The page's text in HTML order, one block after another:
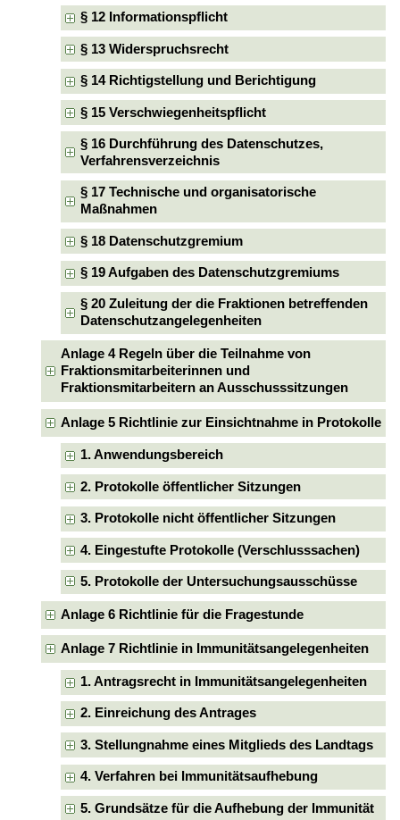
§ 12 Informationspflicht
§ 13 Widerspruchsrecht
§ 14 Richtigstellung und Berichtigung
§ 15 Verschwiegenheitspflicht
§ 16 Durchführung des Datenschutzes,
Verfahrensverzeichnis
§ 17 Technische und organisatorische
Maßnahmen
§ 18 Datenschutzgremium
§ 19 Aufgaben des Datenschutzgremiums
§ 20 Zuleitung der die Fraktionen betreffenden
Datenschutzangelegenheiten
Anlage 4 Regeln über die Teilnahme von
Fraktionsmitarbeiterinnen und
Fraktionsmitarbeitern an Ausschusssitzungen
Anlage 5 Richtlinie zur Einsichtnahme in Protokolle
1. Anwendungsbereich
2. Protokolle öffentlicher Sitzungen
3. Protokolle nicht öffentlicher Sitzungen
4. Eingestufte Protokolle (Verschlusssachen)
5. Protokolle der Untersuchungsausschüsse
Anlage 6 Richtlinie für die Fragestunde
Anlage 7 Richtlinie in Immunitätsangelegenheiten
1. Antragsrecht in Immunitätsangelegenheiten
2. Einreichung des Antrages
3. Stellungnahme eines Mitglieds des Landtags
4. Verfahren bei Immunitätsaufhebung
5. Grundsätze für die Aufhebung der Immunität